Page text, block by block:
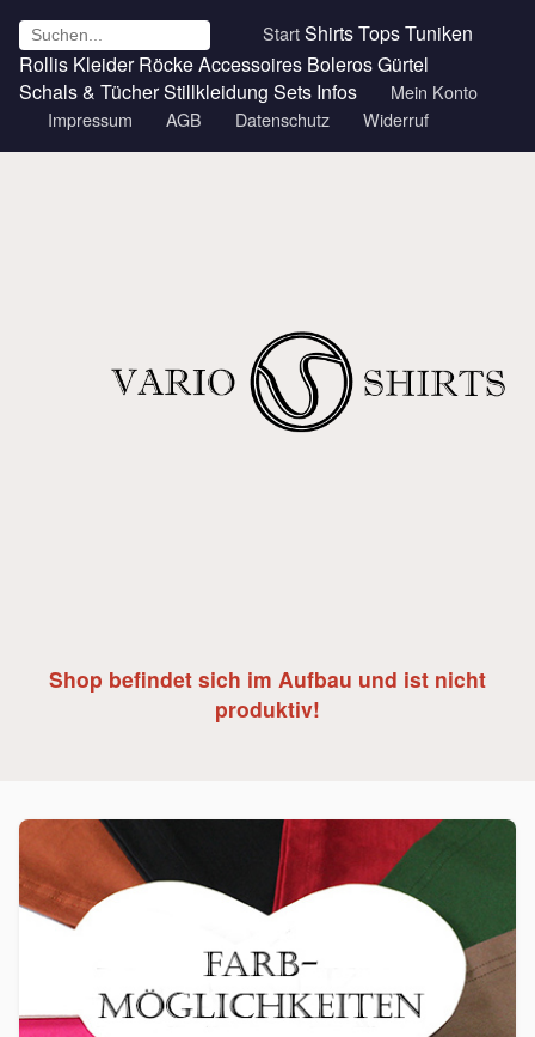
StartShirtsTopsTuniken
Rollis Kleider RöckeAccessoires BolerosGürtel
Schals & TücherStillkleidung Sets Infos
Mein Konto
Impressum
AGB Datenschutz Widerruf
Shop befindet sich im Aufbau und ist nicht
produktiv!